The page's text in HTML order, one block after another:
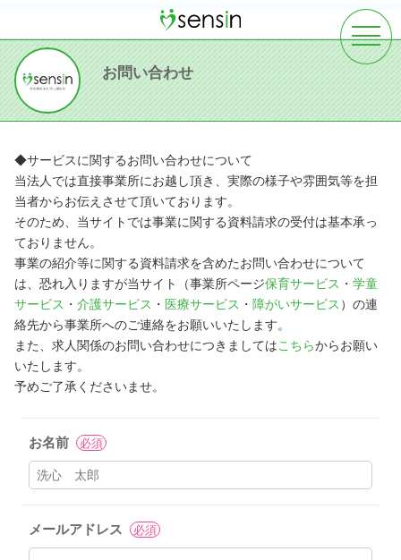
toggle
お問い合わせ
◆サービスに関するお問い合わせについて
当法人では直接事業所にお越し頂き、実際の様子や雰囲気等を担
当者からお伝えさせて頂いております。
そのため、当サイトでは事業に関する資料請求の受付は基本承っ
ておりません。
事業の紹介等に関する資料請求を含めたお問い合わせについて
は、恐れ入りますが当サイト（事業所ページ保育サービス ・ 学童
サービス ・ 介護サービス ・ 医療サービス ・ 障がいサービス ）の連
絡先から事業所へのご連絡をお願いいたします。
また、求人関係のお問い合わせにつきましてはこちらからお願い
いたします。
予めご了承くださいませ。
お名前 必須
メールアドレス 必須